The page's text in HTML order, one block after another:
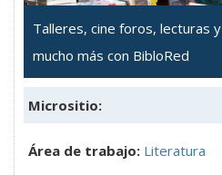
Talleres, cine foros, lecturas y
mucho más con BibloRed
Micrositio:
Área de trabajo: Literatura